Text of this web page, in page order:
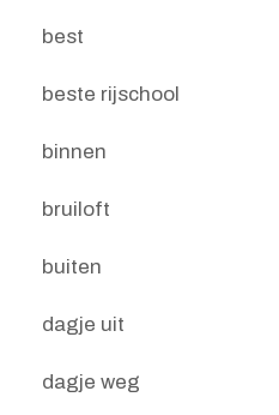
best
beste rijschool
binnen
bruiloft
buiten
dagje uit
dagje weg